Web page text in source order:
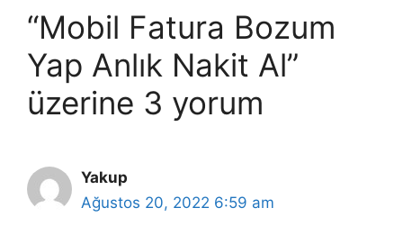
“Mobil Fatura Bozum
Yap Anlık Nakit Al”
üzerine 3 yorum
Yakup
Ağustos 20, 2022 6:59 am